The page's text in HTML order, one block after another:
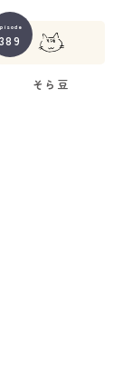
389
そら豆